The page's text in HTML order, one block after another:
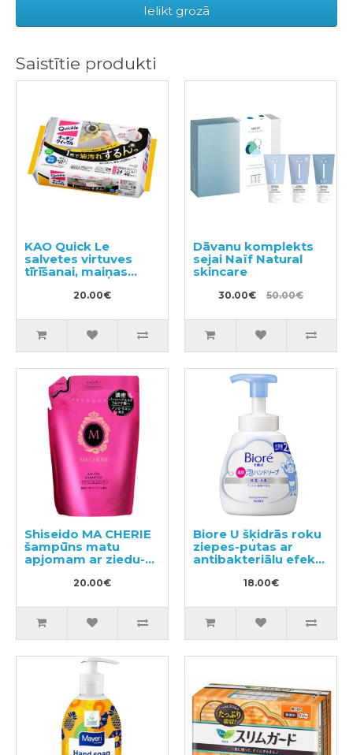
Ielikt grozā
Saistītie produkti
KAO Quick Le
salvetes virtuves
tīrīšanai, maiņas
20.00€
Dāvanu komplekts
sejai Naïf Natural
skincare
30.00€ 50.00€
Shiseido MA CHERIE
šampūns matu
apjomam ar ziedu-
augļu aromātu,
pildviela 380ml
20.00€
Biore U šķidrās roku
ziepes-putas ar
antibakteriālu efektu
un vieglu citrusaugļu
aromātu 500ml
18.00€